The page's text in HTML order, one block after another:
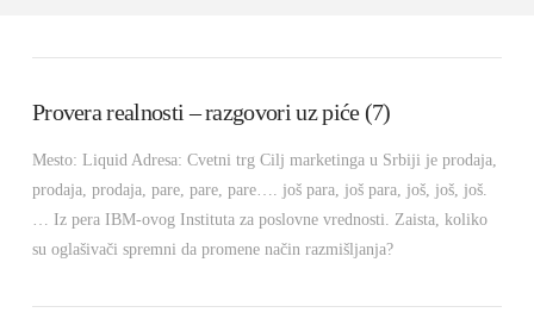
Provera realnosti – razgovori uz piće (7)
Mesto: Liquid Adresa: Cvetni trg Cilj marketinga u Srbiji je prodaja,
prodaja, prodaja, pare, pare, pare…. još para, još para, još, još, još.
… Iz pera IBM-ovog Instituta za poslovne vrednosti. Zaista, koliko
su oglašivači spremni da promene način razmišljanja?